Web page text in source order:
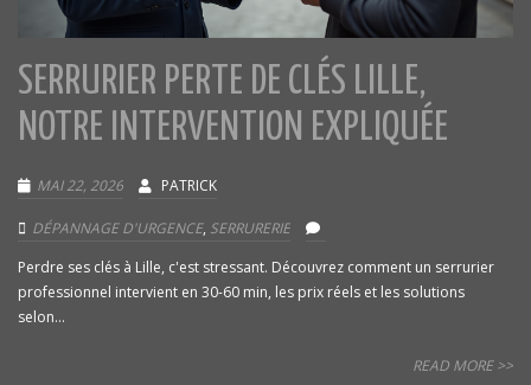
SERRURIER PERTE DE CLÉS LILLE,
NOTRE INTERVENTION EXPLIQUÉE
MAI 22, 2026 PATRICK
DÉPANNAGE D'URGENCE, SERRURERIE
Perdre ses clés à Lille, c'est stressant. Découvrez comment un serrurier
professionnel intervient en 30-60 min, les prix réels et les solutions
selon...
READ MORE >>